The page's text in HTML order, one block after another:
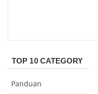
TOP 10 CATEGORY
Panduan